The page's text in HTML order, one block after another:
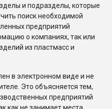
и подразделы, которые
поиск необходимой
предприятий
о компаниях, так или
из пластмасс и
в электронном виде и не
Это объясняется тем,
предприятий